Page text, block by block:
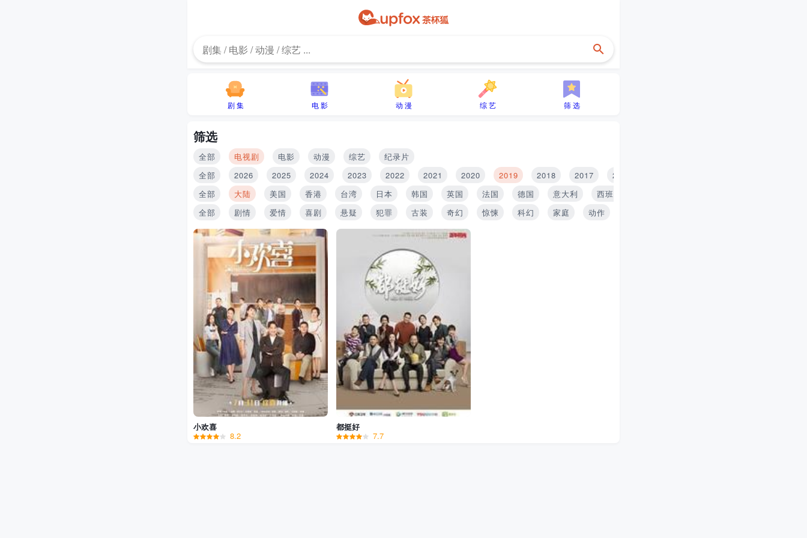
剧 集 电 影 动 漫 综 艺 筛 选
筛选
全部 电视剧 电影 动漫 综艺
纪录片
全部
2026 2025 2024 2023 2022 2021 2020 2019 2018 2017 2016
全部
大陆 美国 香港 台湾 日本 韩国 英国 法国 德国 意大利 西班牙
全部
剧情 爱情 喜剧 悬疑 犯罪 古装 奇幻 惊悚 科幻 家庭 动作
小欢喜
8.2
都挺好
7.7